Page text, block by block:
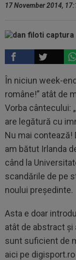
17 November 2014,
În niciun week-
române!” atât de
Vorba cântecului:
are legătură cu
Nu mai contează!
am bătut Irlanda
când la
scandările de pe
noului preşedinte.
Asta e doar
atât de abstract
sunt suficient de
aici pe